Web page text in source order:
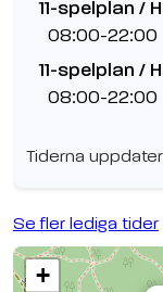
11-spelplan /
08:00-22:00
11-spelplan /
08:00-22:00
Tiderna
Se fler lediga tider
+